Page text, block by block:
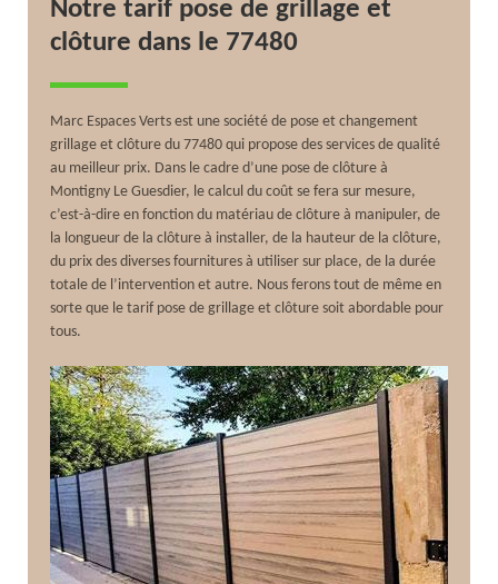
Notre tarif pose de grillage et
clôture dans le 77480
Marc Espaces Verts est une société de pose et changement
grillage et clôture du 77480 qui propose des services de qualité
au meilleur prix. Dans le cadre d’une pose de clôture à
Montigny Le Guesdier, le calcul du coût se fera sur mesure,
c’est-à-dire en fonction du matériau de clôture à manipuler, de
la longueur de la clôture à installer, de la hauteur de la clôture,
du prix des diverses fournitures à utiliser sur place, de la durée
totale de l’intervention et autre. Nous ferons tout de même en
sorte que le tarif pose de grillage et clôture soit abordable pour
tous.